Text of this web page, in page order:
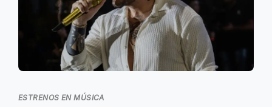
ESTRENOS EN MÚSICA